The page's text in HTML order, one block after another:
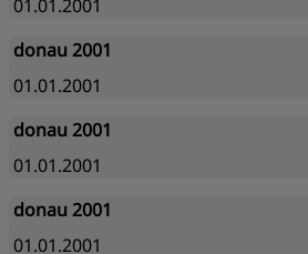
01.01.2001
donau 2001
01.01.2001
donau 2001
01.01.2001
donau 2001
01.01.2001